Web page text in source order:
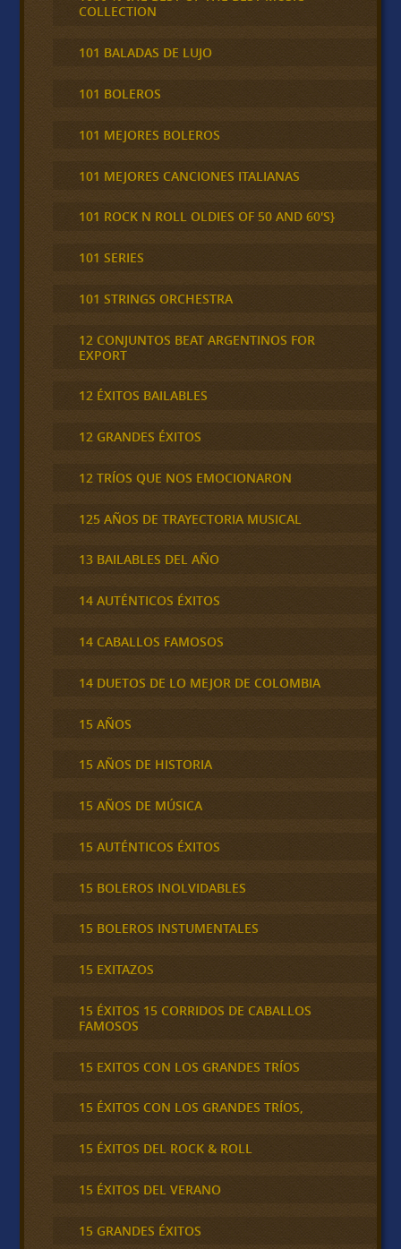
COLLECTION
101 BALADAS DE LUJO
101 BOLEROS
101 MEJORES BOLEROS
101 MEJORES CANCIONES ITALIANAS
101 ROCK N ROLL OLDIES OF 50 AND 60'S}
101 SERIES
101 STRINGS ORCHESTRA
12 CONJUNTOS BEAT ARGENTINOS FOR
EXPORT
12 ÉXITOS BAILABLES
12 GRANDES ÉXITOS
12 TRÍOS QUE NOS EMOCIONARON
125 AÑOS DE TRAYECTORIA MUSICAL
13 BAILABLES DEL AÑO
14 AUTÉNTICOS ÉXITOS
14 CABALLOS FAMOSOS
14 DUETOS DE LO MEJOR DE COLOMBIA
15 AÑOS
15 AÑOS DE HISTORIA
15 AÑOS DE MÚSICA
15 AUTÉNTICOS ÉXITOS
15 BOLEROS INOLVIDABLES
15 BOLEROS INSTUMENTALES
15 EXITAZOS
15 ÉXITOS 15 CORRIDOS DE CABALLOS
FAMOSOS
15 EXITOS CON LOS GRANDES TRÍOS
15 ÉXITOS CON LOS GRANDES TRÍOS,
15 ÉXITOS DEL ROCK & ROLL
15 ÉXITOS DEL VERANO
15 GRANDES ÉXITOS